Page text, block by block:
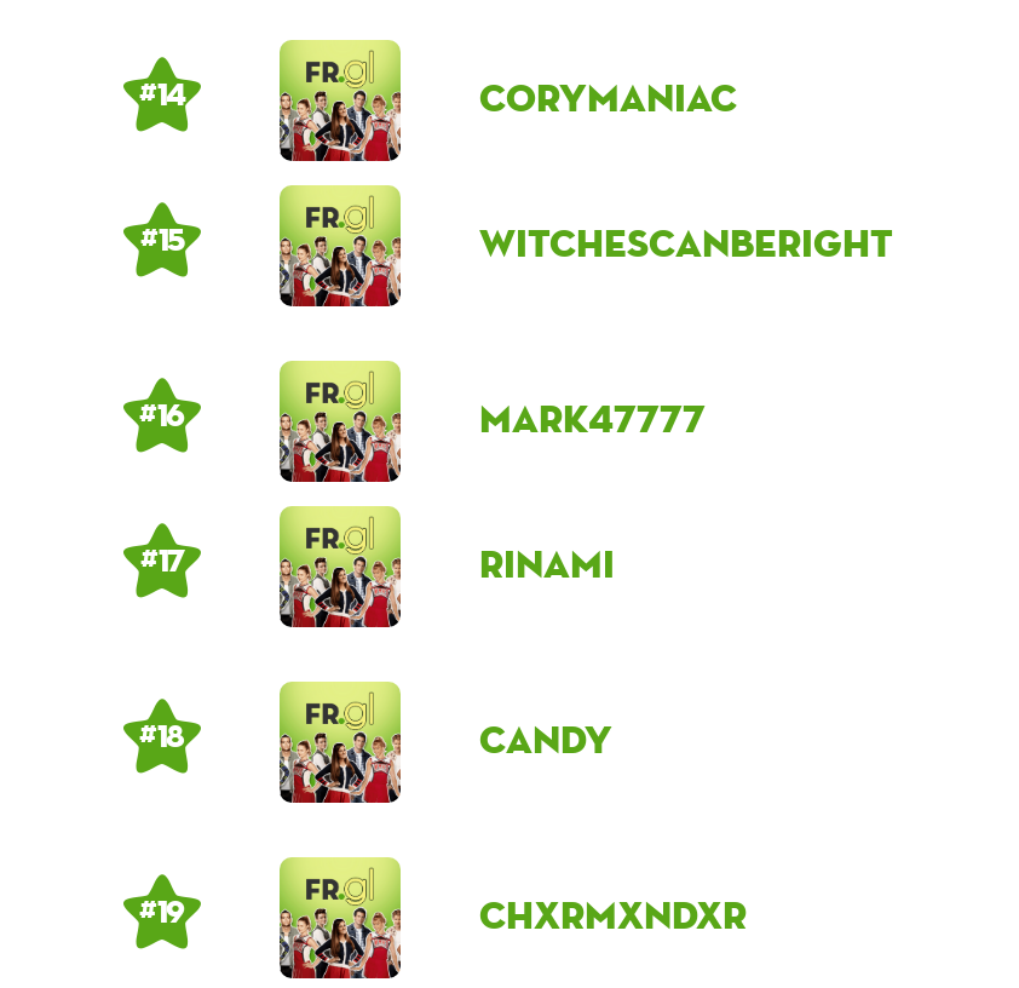
# 14 corymaniac
# 15 witchescanberight
# 16 mark47777
# 17 Rinami
# 18 Candy
# 19 chxrmxndxr